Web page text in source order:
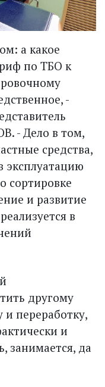
а какое
по ТБО к
-
- Дело в том,
средства,
эксплуатацию
сортировке
и развитие
в
другому
переработку,
и
занимается, да